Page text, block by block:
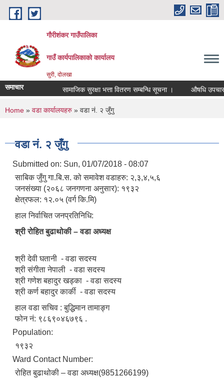
Skip to main content
गौरीशंकर गाउँपालिका
गाउँ कार्यपालिकाको कार्यालय
सुरी, दोलखा
समाचार सामाजिक सुरक्षा भत्ता वितरण सम्बन्धि सूचना । औषधि उपचार
You are here
Home » वडा कार्यालयहरु » वडा नं. २ जुँगु
वडा नं. २ जुँगु
Submitted on: Sun, 01/07/2018 - 08:07
साबिक जुँगु गा.बि.स. को समावेश वडाहरु: २,३,४,५,६
जनसंख्या (२०६८ जनगणना अनुसार): १९३२
क्षेत्रफल: १२.०५ (वर्ग कि.मि)
हाल निर्वाचित जनप्रतिनिधि:
श्री रोहित बुढाथोकी – वडा अध्यक्ष
श्री देवी घतानी - वडा सदस्य
श्री संगीता नेपाली - वडा सदस्य
श्री गणेश बहादुर खड्का - वडा सदस्य
श्री कर्ण बहादुर कार्की - वडा सदस्य
हाल वडा सचिव : बुद्धिमान तामाङ्ग
फोन नं: ९८६९०४६७९६ .
Population:
१९३२
Ward Contact Number:
रोहित बुढाथोकी – वडा अध्यक्ष(9851266199)